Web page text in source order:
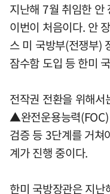
지난해 7월 취임한 안
이번이 처음이다. 안
스 미 국방부(전쟁부)
잠수함 도입 등 한미
전작권 전환을 위해
▲완전운용능력
검증 등 3단계를 거쳐
계가 진행 중이다.
한미 국방장관은 지